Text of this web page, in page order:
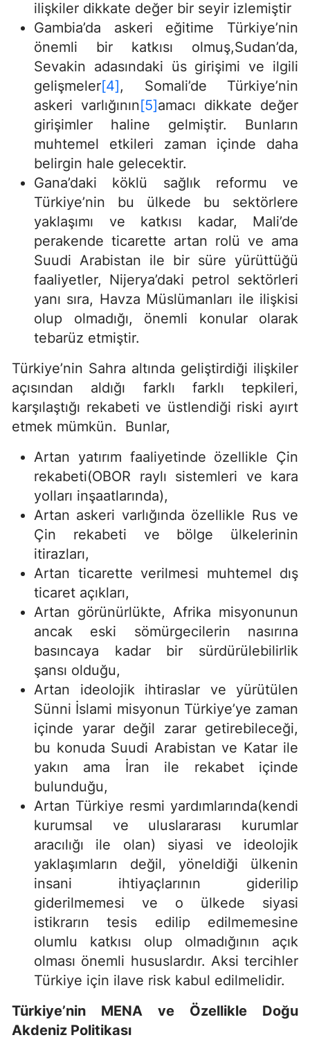
ilişkiler dikkate değer bir seyir izlemiştir
Gambia’da askeri eğitime Türkiye’nin
önemli bir katkısı olmuş,Sudan’da,
Sevakin adasındaki üs girişimi ve ilgili
gelişmeler[4], Somali’de Türkiye’nin
askeri varlığının[5]amacı dikkate değer
girişimler haline gelmiştir. Bunların
muhtemel etkileri zaman içinde daha
belirgin hale gelecektir.
Gana’daki köklü sağlık reformu ve
Türkiye’nin bu ülkede bu sektörlere
yaklaşımı ve katkısı kadar, Mali’de
perakende ticarette artan rolü ve ama
Suudi Arabistan ile bir süre yürüttüğü
faaliyetler, Nijerya’daki petrol sektörleri
yanı sıra, Havza Müslümanları ile ilişkisi
olup olmadığı, önemli konular olarak
tebarüz etmiştir.
Türkiye’nin Sahra altında geliştirdiği ilişkiler
açısından aldığı farklı farklı tepkileri,
karşılaştığı rekabeti ve üstlendiği riski ayırt
etmek mümkün. Bunlar,
Artan yatırım faaliyetinde özellikle Çin
rekabeti(OBOR raylı sistemleri ve kara
yolları inşaatlarında),
Artan askeri varlığında özellikle Rus ve
Çin rekabeti ve bölge ülkelerinin
itirazları,
Artan ticarette verilmesi muhtemel dış
ticaret açıkları,
Artan görünürlükte, Afrika misyonunun
ancak eski sömürgecilerin nasırına
basıncaya kadar bir sürdürülebilirlik
şansı olduğu,
Artan ideolojik ihtiraslar ve yürütülen
Sünni İslami misyonun Türkiye’ye zaman
içinde yarar değil zarar getirebileceği,
bu konuda Suudi Arabistan ve Katar ile
yakın ama İran ile rekabet içinde
bulunduğu,
Artan Türkiye resmi yardımlarında(kendi
kurumsal ve uluslararası kurumlar
aracılığı ile olan) siyasi ve ideolojik
yaklaşımların değil, yöneldiği ülkenin
insani ihtiyaçlarının giderilip
giderilmemesi ve o ülkede siyasi
istikrarın tesis edilip edilmemesine
olumlu katkısı olup olmadığının açık
olması önemli hususlardır. Aksi tercihler
Türkiye için ilave risk kabul edilmelidir.
Türkiye’nin MENA ve Özellikle Doğu
Akdeniz Politikası